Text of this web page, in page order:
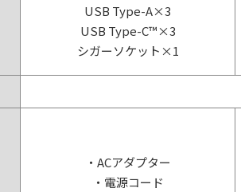
USB Type-A×3
USB Type-C™×3
シガーソケット×1
・ACアダプター
・電源コード